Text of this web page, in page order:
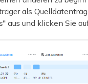
als
aus und klicken Sie